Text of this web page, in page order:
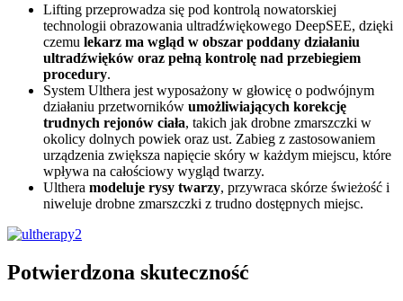
Lifting przeprowadza się pod kontrolą nowatorskiej
technologii obrazowania ultradźwiękowego DeepSEE, dzięki
czemu lekarz ma wgląd w obszar poddany działaniu
ultradźwięków oraz pełną kontrolę nad przebiegiem
procedury.
System Ulthera jest wyposażony w głowicę o podwójnym
działaniu przetworników umożliwiających korekcję
trudnych rejonów ciała, takich jak drobne zmarszczki w
okolicy dolnych powiek oraz ust. Zabieg z zastosowaniem
urządzenia zwiększa napięcie skóry w każdym miejscu, które
wpływa na całościowy wygląd twarzy.
Ulthera modeluje rysy twarzy, przywraca skórze świeżość i
niweluje drobne zmarszczki z trudno dostępnych miejsc.
Potwierdzona skuteczność